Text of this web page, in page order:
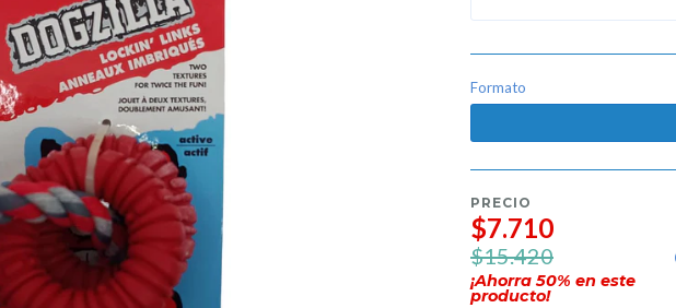
Formato
PRECIO
$7.710
$15.420
¡Ahorra50% en este
producto!